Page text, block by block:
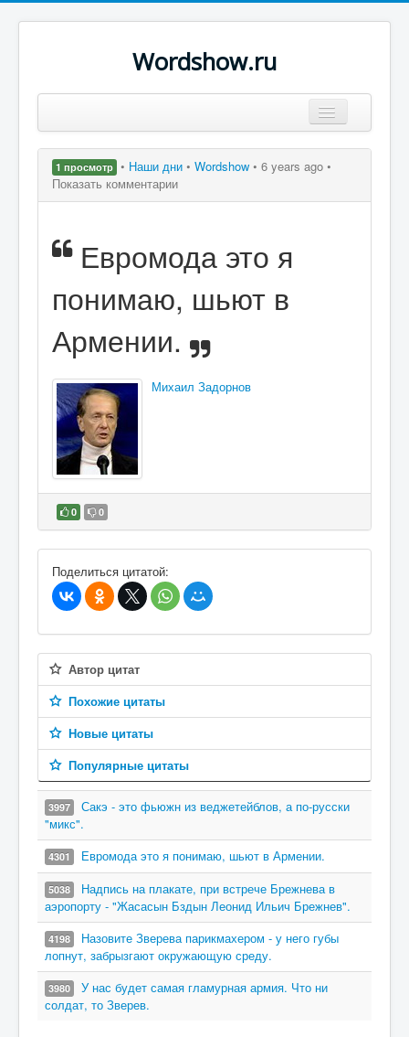
Wordshow.ru
Популярные цитаты
Поиск
1 просмотр • Наши дни • Wordshow • 6 years ago •
Показать комментарии
Евромода это я
понимаю, шьют в
Армении.
Михаил Задорнов
0 0
В избранное
Поделиться цитатой:
Автор цитат
Похожие цитаты
Новые цитаты
Популярные цитаты
3997
Сакэ - это фьюжн из веджетейблов, а по-русски
"микс".
4301 Евромода это я понимаю, шьют в Армении.
5038
Надпись на плакате, при встрече Брежнева в
аэропорту - "Жасасын Бздын Леонид Ильич Брежнев".
4198
Назовите Зверева парикмахером - у него губы
лопнут, забрызгают окружающую среду.
3980
У нас будет самая гламурная армия. Что ни
солдат, то Зверев.